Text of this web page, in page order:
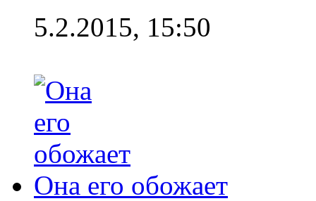
5.2.2015, 15:50
Она его обожает